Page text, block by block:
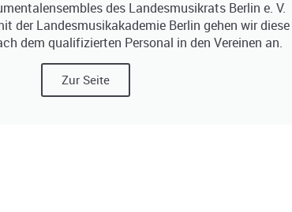
des Landesmusikrats Berlin e. V.
der Landesmusikakademie Berlin gehen wir diese
dem qualifizierten Personal in den Vereinen an.
Zur Seite